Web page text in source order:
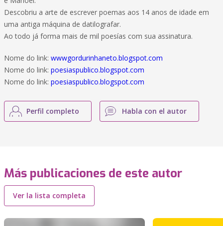
Descobriu a arte de escrever poemas aos 14 anos de idade em
uma antiga máquina de datilografar.
Ao todo já forma mais de mil poesías com sua assinatura.
Nome do link: wwwgordurinhaneto.blogspot.com
Nome do link: poesiaspublico.blogspot.com
Nome do link: poesiaspublico.blogspot.com
Perfil completo Habla con el autor
Más publicaciones de este autor
Ver la lista completa